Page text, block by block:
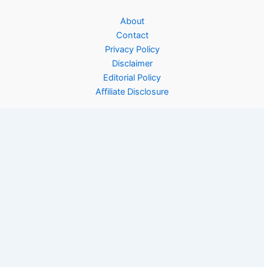
About
Contact
Privacy Policy
Disclaimer
Editorial Policy
Affiliate Disclosure